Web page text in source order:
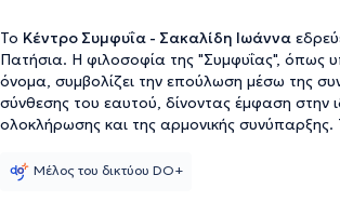
Το Κέντρο Συμφυΐα - Σακαλίδη Ιωάννα
Πατήσια. Η φιλοσοφία της "Συμφυΐας", όπως
όνομα, συμβολίζει την επούλωση μέσω της
σύνθεσης του εαυτού, δίνοντας έμφαση στην
ολοκλήρωσης και της αρμονικής
δημιουργία του. Τη διαδικασία δηλαδή, όπου
Μέλος του δικτύου DO+